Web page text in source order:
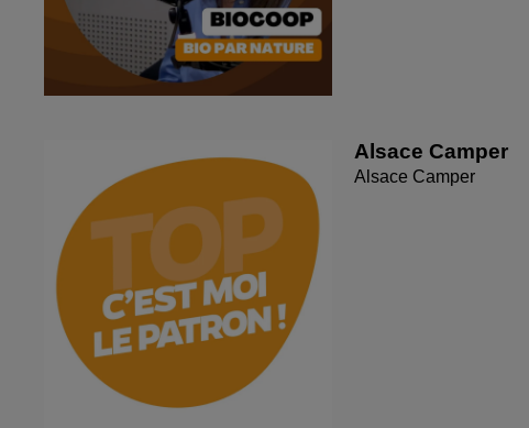
Alsace Camper
Alsace Camper